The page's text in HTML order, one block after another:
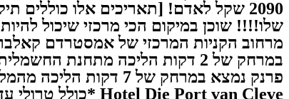
מרחוב הקניות המרכזי של אמסטרדם
במרחק של 2 דקות הליכה